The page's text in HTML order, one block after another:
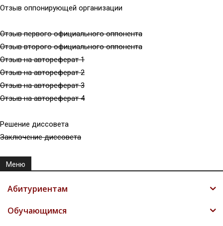
Отзыв оппонирующей организации
Отзыв первого официального оппонента
Отзыв второго официального оппонента
Отзыв на автореферат 1
Отзыв на автореферат 2
Отзыв на автореферат 3
Отзыв на автореферат 4
Решение диссовета
Заключение диссовета
Меню
Абитуриентам
Обучающимся